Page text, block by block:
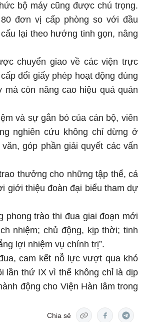
bộ máy cũng được chú trọng.
đơn vị cấp phòng so với đầu
lại theo hướng tinh gọn, nâng
chuyển giao về các viện trực
đổi giấy phép hoạt động đúng
còn nâng cao hiệu quả quản
và sự gắn bó của cán bộ, viên
nghiên cứu không chỉ dừng ở
góp phần giải quyết các vấn
thưởng cho những tập thể, cá
giới thiệu đoàn đại biểu tham dự
phong trào thi đua giai đoạn mới
nhiệm; chủ động, kịp thời; tinh
lợi nhiệm vụ chính trị”.
cam kết nỗ lực vượt qua khó
lần thứ IX vì thế không chỉ là dịp
động cho Viện Hàn lâm trong
Chia sẻ